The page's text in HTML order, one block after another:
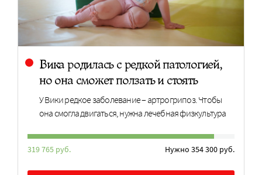
Вика родилась с редкой патологией,
но она сможет ползать и стоять
У Вики редкое заболевание – артрогрипоз. Чтобы
она смогла двигаться, нужна лечебная физкультура
319 765 руб. Нужно 354 300 руб.